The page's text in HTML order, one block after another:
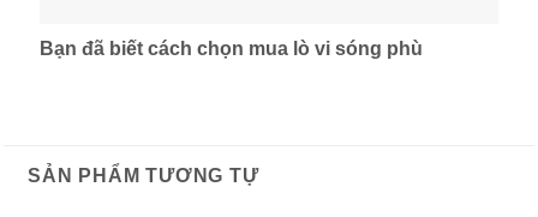
Bạn đã biết cách chọn mua lò vi sóng phù
SẢN PHẨM TƯƠNG TỰ